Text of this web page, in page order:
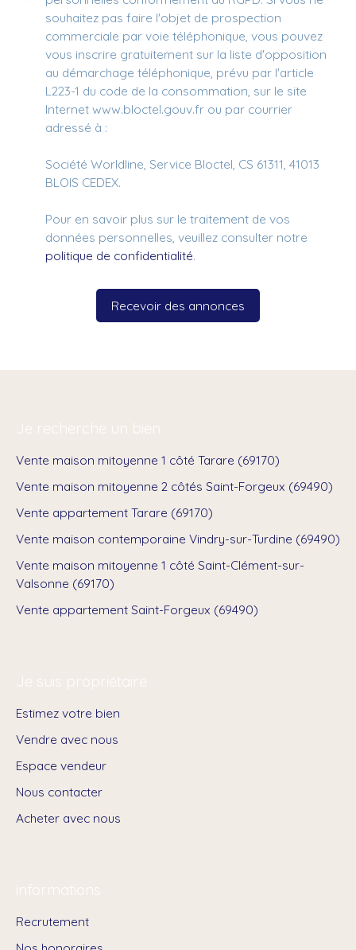
souhaitez pas faire l'objet de prospection
commerciale par voie téléphonique, vous pouvez
vous inscrire gratuitement sur la liste d'opposition
au démarchage téléphonique, prévu par l'article
L223-1 du code de la consommation, sur le site
Internet www.bloctel.gouv.fr ou par courrier
adressé à :
Société Worldline, Service Bloctel, CS 61311, 41013
BLOIS CEDEX.
Pour en savoir plus sur le traitement de vos
données personnelles, veuillez consulter notre
politique de confidentialité.
Recevoir des annonces
Je recherche un bien
Vente maison mitoyenne 1 côté Tarare (69170)
Vente maison mitoyenne 2 côtés Saint-Forgeux (69490)
Vente appartement Tarare (69170)
Vente maison contemporaine Vindry-sur-Turdine (69490)
Vente maison mitoyenne 1 côté Saint-Clément-sur-
Valsonne (69170)
Vente appartement Saint-Forgeux (69490)
Je suis propriétaire
Estimez votre bien
Vendre avec nous
Espace vendeur
Nous contacter
Acheter avec nous
informations
Recrutement